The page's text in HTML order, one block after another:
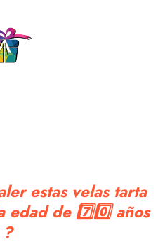
estas velas tarta
edad de 7️⃣0️⃣ años
?